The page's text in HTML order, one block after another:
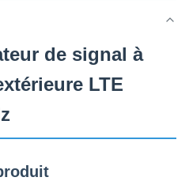
de signal à
LTE